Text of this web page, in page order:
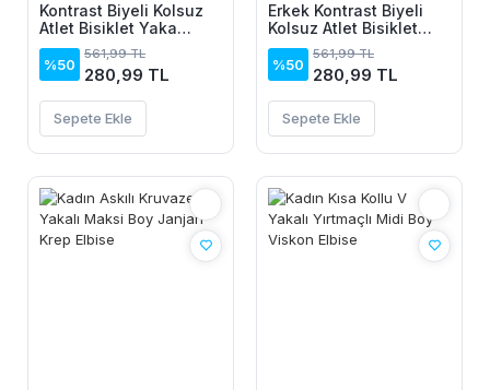
Kontrast Biyeli Kolsuz
Atlet Bisiklet Yaka
Yazlık Basic Atlet -
Turkuaz
%50
561,99 TL
280,99 TL
Sepete Ekle
Erkek Kontrast Biyeli
Kolsuz Atlet Bisiklet
Yaka Yazlık Basic Atlet
- Turkuaz
%50
561,99 TL
280,99 TL
Sepete Ekle